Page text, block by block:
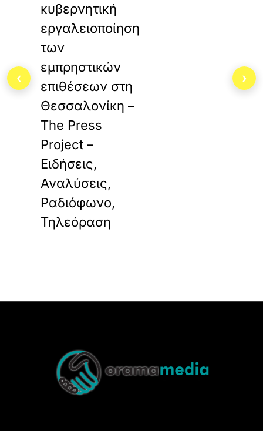
κυβερνητική
εργαλειοποίηση
των
εμπρηστικών
επιθέσεων στη
Θεσσαλονίκη –
The Press
Project –
Ειδήσεις,
Αναλύσεις,
Ραδιόφωνο,
Τηλεόραση
Top
‹ ›